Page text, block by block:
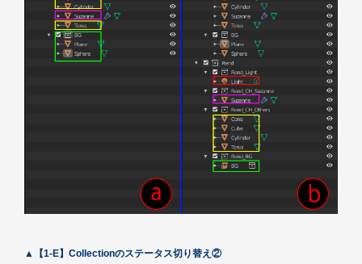
▲【1-E】Collectionのステータス切り替え②